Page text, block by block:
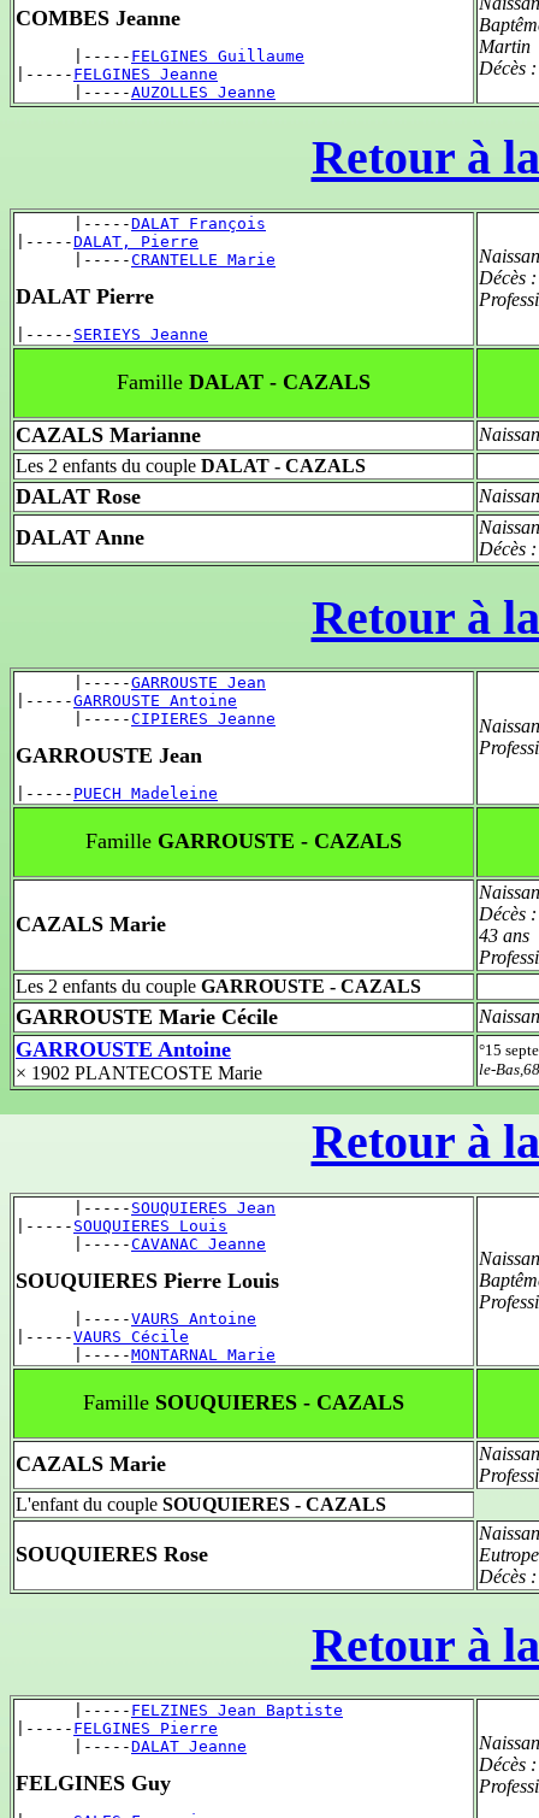
COMBES Jeanne
      |-----
FELGINES Guillaume
|----- FELGINES Jeanne
      |-----
AUZOLLES Jeanne
Martin
Décès
Retour à
      |-----
DALAT François
|-----DALAT, Pierre
      |-----
CRANTELLE Marie
DALAT Pierre
|----- SERIEYS Jeanne
Décès
Famille DALAT - CAZALS
CAZALS Marianne
Les 2 enfants du couple DALAT - CAZALS
DALAT Rose
DALAT Anne
Décès
Retour à
      |-----
GARROUSTE Jean
|-----GARROUSTE Antoine
      |-----
CIPIERES Jeanne
GARROUSTE Jean
|----- PUECH Madeleine
Famille GARROUSTE - CAZALS
CAZALS Marie
Décès
43 ans
Les 2 enfants du couple GARROUSTE - CAZALS
GARROUSTE Marie Cécile
GARROUSTE Antoine
× 1902 PLANTECOSTE Marie
°15
le-
Retour à
      |-----
SOUQUIERES Jean
|----- SOUQUIERES Louis
      |-----
CAVANAC Jeanne
SOUQUIERES Pierre Louis
      |-----
VAURS Antoine
|-----VAURS Cécile
      |-----
MONTARNAL Marie
Famille SOUQUIERES - CAZALS
CAZALS Marie
L'enfant du couple SOUQUIERES - CAZALS
SOUQUIERES Rose
Eutrope
Décès
Retour à
      |-----
FELZINES Jean Baptiste
|----- FELGINES Pierre
      |-----
DALAT Jeanne
FELGINES Guy
Décès